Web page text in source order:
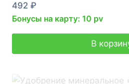
492 ₽
Бонусы на карту: 10 pv
В